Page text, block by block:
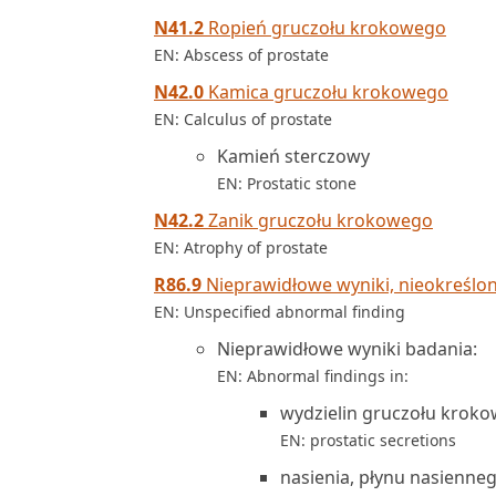
N41.2 Ropień gruczołu krokowego
EN: Abscess of prostate
N42.0 Kamica gruczołu krokowego
EN: Calculus of prostate
Kamień sterczowy
EN: Prostatic stone
N42.2Zanik gruczołu krokowego
EN: Atrophy of prostate
R86.9 Nieprawidłowe wyniki,
EN: Unspecified abnormal finding
Nieprawidłowe wyniki badania:
EN: Abnormal findings in:
wydzielin gruczołu
EN: prostatic secretions
nasienia, płynu